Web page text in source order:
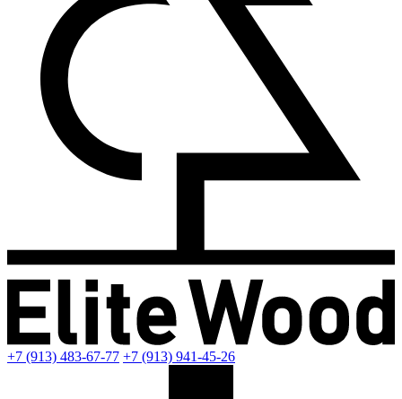
+7 (913) 483-67-77 +7 (913) 941-45-26